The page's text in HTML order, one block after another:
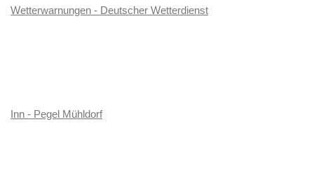
Wetterwarnungen - Deutscher Wetterdienst
Inn - Pegel Mühldorf